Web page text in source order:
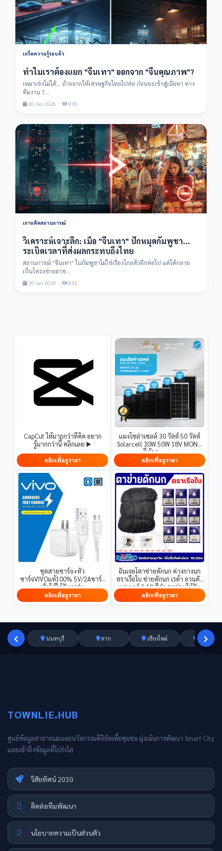
เกร็ดความรู้รอบตัว
ทำไมเราต้องแยก "จีนเทา" ออกจาก "จีนคุณภาพ"?
เหมาเข่งไม่ได้... ถ้าอยากให้เศรษฐกิจไทยไปต่อ ก่อนจะเข้าสู่เนื้อหา ทาง
ทีมงาน T...
20 Jan 2026 936
เกาะติดสถานการณ์
วิเคราะห์เจาะลึก: เมื่อ "จีนเทา" ปักหมุดกัมพูชา...
ระเบิดเวลาที่ส่งผลกระทบถึงไทย
สถานการณ์ "จีนเทา" ในกัมพูชาไม่ใช่เรื่องไกลตัวอีกต่อไป แต่ได้กลาย
เป็นโครงข่ายอาช...
20 Jan 2026 832
CapCut ให้มากกว่าที่คิด อยาก
รู้มากกว่านี้ คลิกเลย ▶️
คลิกเพื่อดูราคา
แผงโซล่าเซลล์ 30 วัตต์ 50 วัตต์
Solarcell 30W 50W 18V MONO
ยี่ห้อ Lumira
คลิกเพื่อดูราคา
ชุดสายชาร์จ+หัว
ชาร์จVIVOแท้100% 5V/2Aชาร์จ
เร็วใช้ได้กับทุกรุ่น
คลิกเพื่อดูราคา
ฉันเจอโตาข่ายดักนก ด่างกางนก
ตราเรือใบ ข่ายดักนก เรด้า อวนดัก
นกเบอร์ 2-10 สีดำ ตาข่ายใช้กัน
อย่างแพร่หลายในการเกษตร รับ
ประกันคุณภาพ
คลิกเพื่อดูราคา
นนทบุรี ตาก เชียงใหม่ อ่างทอง
TOWNLIE.HUB
ศูนย์ข้อมูลสาธารณะและนวัตกรรมดิจิทัลเพื่อชุมชน มุ่งเน้นการพัฒนา Smart City
และเข้าถึงข้อมูลที่โปร่งใส
วิสัยทัศน์ 2030
ติดต่อทีมพัฒนา
นโยบายความเป็นส่วนตัว